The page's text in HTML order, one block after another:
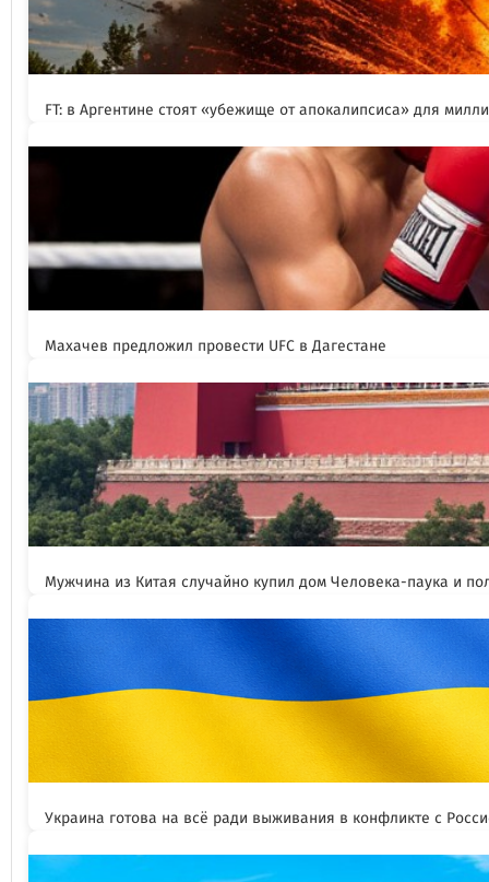
FT: в Аргентине стоят «убежище от апокалипсиса» для
Махачев предложил провести UFC в Дагестане
Мужчина из Китая случайно купил дом Человека-паука и
Украина готова на всё ради выживания в конфликте с